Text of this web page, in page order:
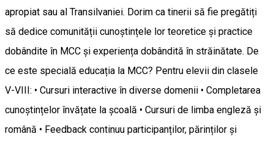
apropiat sau al Transilvaniei. Dorim ca tinerii să fie pregătiți
să dedice comunității cunoștințele lor teoretice și practice
dobândite în MCC și experiența dobândită în străinătate. De
ce este specială educația la MCC? Pentru elevii din clasele
V-VIII: • Cursuri interactive în diverse domenii • Completarea
cunoștințelor învățate la școală • Cursuri de limba engleză și
română • Feedback continuu participanților, părinților și